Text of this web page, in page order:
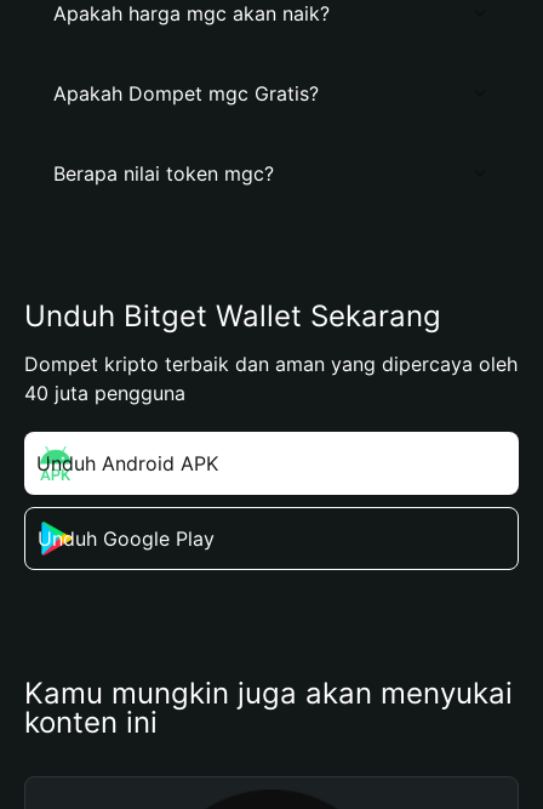
Apakah harga mgc akan naik?
Apakah Dompet mgc Gratis?
Berapa nilai token mgc?
Unduh Bitget Wallet Sekarang
Dompet kripto terbaik dan aman yang dipercaya oleh
40 juta pengguna
Unduh Android APK
Unduh Google Play
Kamu mungkin juga akan menyukai
konten ini